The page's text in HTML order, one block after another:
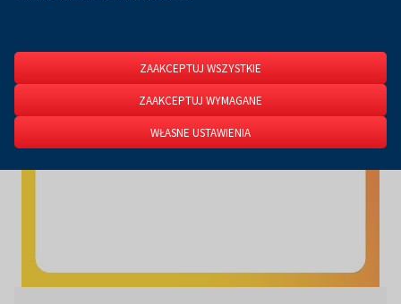
ZAAKCEPTUJ WSZYSTKIE
ZAAKCEPTUJ WYMAGANE
WŁASNE USTAWIENIA